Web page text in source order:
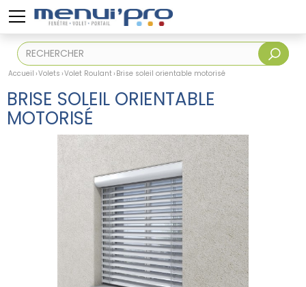
Accueil Volets Volet Roulant Brise soleil orientable motorisé
BRISE SOLEIL ORIENTABLE
MOTORISÉ